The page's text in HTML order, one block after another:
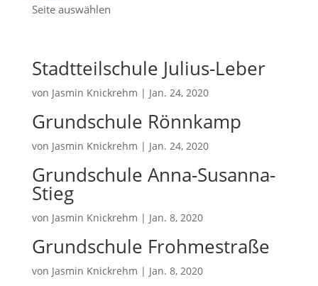
Seite auswählen
Stadtteilschule Julius-Leber
von Jasmin Knickrehm | Jan. 24, 2020
Grundschule Rönnkamp
von Jasmin Knickrehm | Jan. 24, 2020
Grundschule Anna-Susanna-
Stieg
von Jasmin Knickrehm | Jan. 8, 2020
Grundschule Frohmestraße
von Jasmin Knickrehm | Jan. 8, 2020